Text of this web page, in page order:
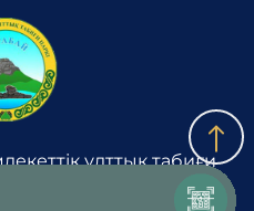
ұлттық табиғи